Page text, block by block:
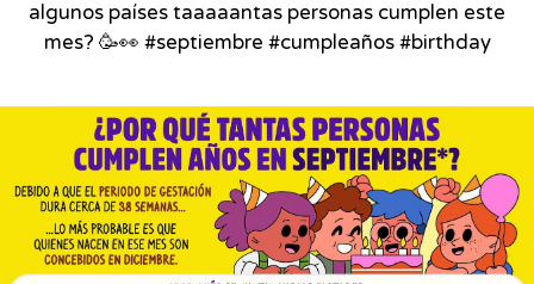
algunos países taaaaantas personas cumplen este
mes? 🥳👀 #septiembre #cumpleaños #birthday